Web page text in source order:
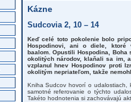
Kázne
Sudcovia 2, 10 – 14
Keď celé toto pokolenie bolo
Hospodinovi, ani o diele,
baalom. Opustili Hospodina,
okolitých národov, klaňali sa im,
vzplanul hnev Hospodinov proti
okolitým nepriateľom, takže
Kniha Sudcov hovorí o udalostiach,
samotné referovanie o týchto
Takéto hodnotenia si zachovávajú